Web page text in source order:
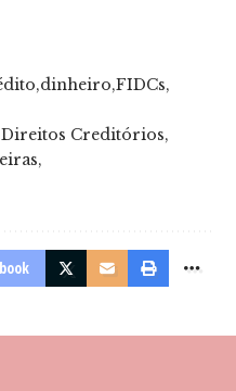
dinheiro FIDCs
Creditórios